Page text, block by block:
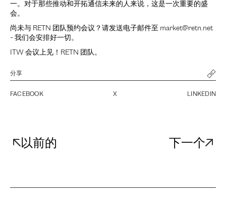
一。对于那些推动和开拓通信未来的人来说，这是一次重要的盛
会。
尚未与 RETN 团队预约会议？请发送电子邮件至 market@retn.net
- 我们会安排好一切。
ITW 会议上见！RETN 团队。
分享
FACEBOOK X LINKEDIN
以前的 下一个